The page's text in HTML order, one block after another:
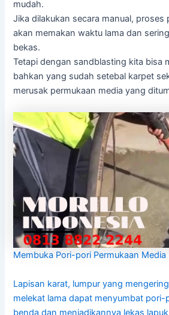
mudah.
Jika dilakukan secara manual, proses
akan memakan waktu lama dan
bekas.
Tetapi dengan sandblasting kita bisa
bahkan yang sudah setebal karpet
merusak permukaan media yang
Membuka Pori-pori Permukaan Media
Lapisan karat, lumpur yang
melekat lama dapat menyumbat pori-
benda dan menjadikannya lekas